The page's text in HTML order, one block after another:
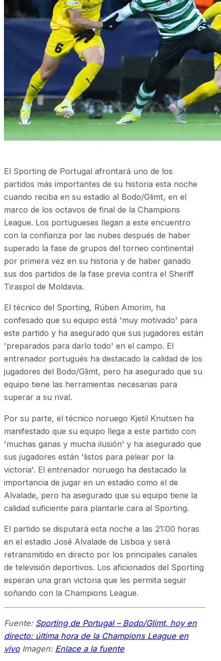
El Sporting de Portugal afrontará uno de los
partidos más importantes de su historia esta noche
cuando reciba en su estadio al Bodo/Glimt, en el
marco de los octavos de final de la Champions
League. Los portugueses llegan a este encuentro
con la confianza por las nubes después de haber
superado la fase de grupos del torneo continental
por primera vez en su historia y de haber ganado
sus dos partidos de la fase previa contra el Sheriff
Tiraspol de Moldavia.
El técnico del Sporting, Rúben Amorim, ha
confesado que su equipo está 'muy motivado' para
este partido y ha asegurado que sus jugadores están
'preparados para darlo todo' en el campo. El
entrenador portugués ha destacado la calidad de los
jugadores del Bodo/Glimt, pero ha asegurado que su
equipo tiene las herramientas necesarias para
superar a su rival.
Por su parte, el técnico noruego Kjetil Knutsen ha
manifestado que su equipo llega a este partido con
'muchas ganas y mucha ilusión' y ha asegurado que
sus jugadores están 'listos para pelear por la
victoria'. El entrenador noruego ha destacado la
importancia de jugar en un estadio como el de
Alvalade, pero ha asegurado que su equipo tiene la
calidad suficiente para plantarle cara al Sporting.
El partido se disputará esta noche a las 21:00 horas
en el estadio José Alvalade de Lisboa y será
retransmitido en directo por los principales canales
de televisión deportivos. Los aficionados del Sporting
esperan una gran victoria que les permita seguir
soñando con la Champions League.
Fuente: Sporting de Portugal – Bodo/Glimt, hoy en
directo: última hora de la Champions League en
vivo Imagen: Enlace a la fuente